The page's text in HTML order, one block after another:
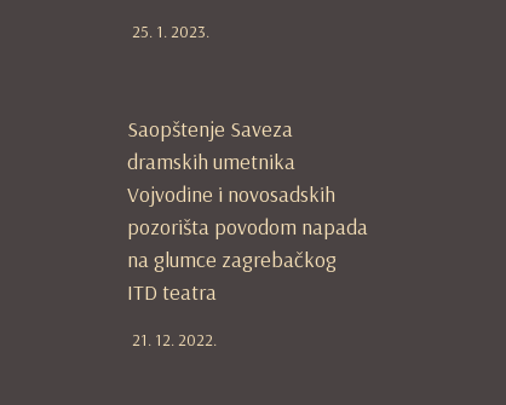
25. 1. 2023.
Saopštenje Saveza
dramskih umetnika
Vojvodine i novosadskih
pozorišta povodom napada
na glumce zagrebačkog
ITD teatra
21. 12. 2022.